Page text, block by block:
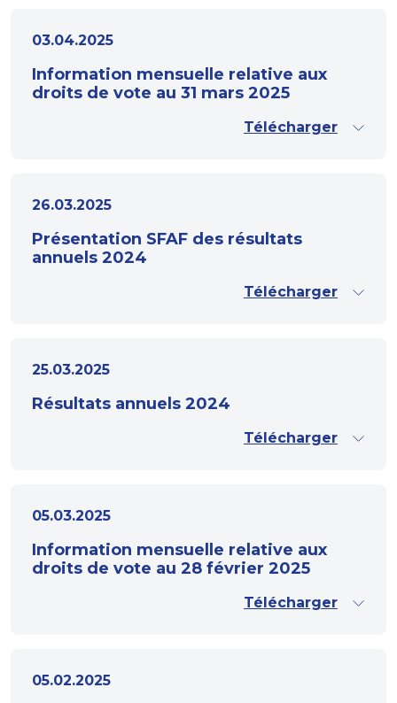
03.04.2025
Information mensuelle relative aux
droits de vote au 31 mars 2025
Télécharger
26.03.2025
Présentation SFAF des résultats
annuels 2024
Télécharger
25.03.2025
Résultats annuels 2024
Télécharger
05.03.2025
Information mensuelle relative aux
droits de vote au 28 février 2025
Télécharger
05.02.2025